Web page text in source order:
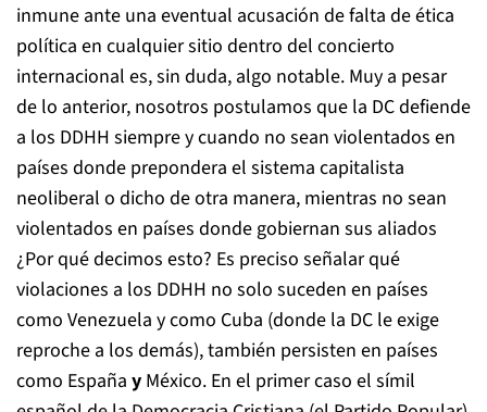
inmune ante una eventual acusación de falta de ética
política en cualquier sitio dentro del concierto
internacional es, sin duda, algo notable. Muy a pesar
de lo anterior, nosotros postulamos que la DC defiende
a los DDHH siempre y cuando no sean violentados en
países donde prepondera el sistema capitalista
neoliberal o dicho de otra manera, mientras no sean
violentados en países donde gobiernan sus aliados
¿Por qué decimos esto? Es preciso señalar qué
violaciones a los DDHH no solo suceden en países
como Venezuela y como Cuba (donde la DC le exige
reproche a los demás), también persisten en países
como España y México. En el primer caso el símil